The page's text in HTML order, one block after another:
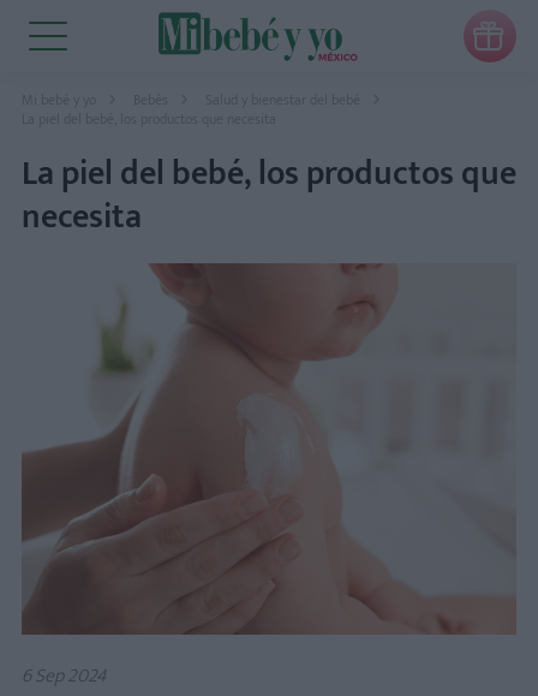

Mi bebé y yo Bebés
Salud y bienestar del bebé
La piel del bebé, los productos que necesita
La piel del bebé, los productos que
necesita
6 Sep 2024